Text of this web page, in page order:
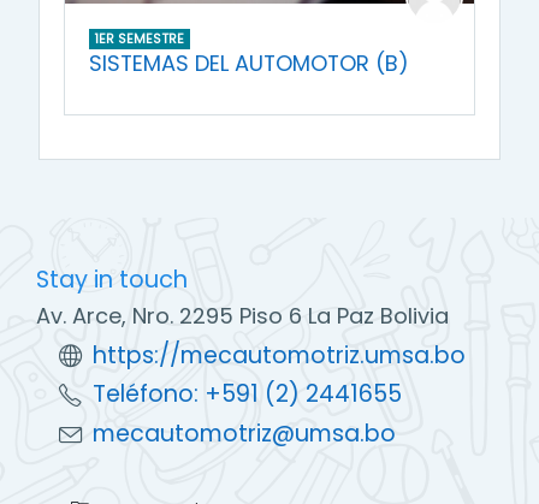
1ER SEMESTRE
SISTEMAS DEL AUTOMOTOR (B)
Stay in touch
Av. Arce, Nro. 2295 Piso 6 La Paz Bolivia
https://mecautomotriz.umsa.bo
Teléfono: +591 (2) 2441655
mecautomotriz@umsa.bo